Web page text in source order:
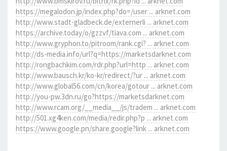
https://megalodon.jp/index.php?do=/user ... arknet.com
http://www.stadt-gladbeck.de/externerli ... arknet.com
https://archive.today/o/gzzvf/tiava.com ... arknet.com
http://www.gryphon.to/pitroom/rank.cgi? ... arknet.com
http://ds-media.info/url?q=https://marketsdarknet.com
http://rongbachkim.com/rdr.php?url=http ... arknet.com
http://www.bausch.kr/ko-kr/redirect/?ur ... arknet.com
http://www.global56.com/cn/korea/gotour ... arknet.com
http://you-pw.3dn.ru/go?https://marketsdarknet.com
http://www.rcam.org/__media__/js/tradem ... arknet.com
http://501.xg4ken.com/media/redir.php?p ... arknet.com
https://www.google.pn/share.google?link ... arknet.com